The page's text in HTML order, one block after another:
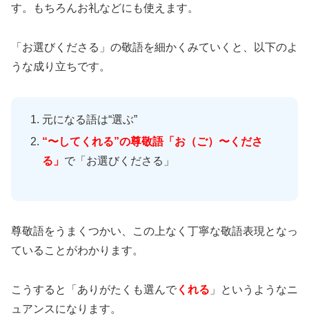
す。もちろんお礼などにも使えます。
「お選びくださる」の敬語を細かくみていくと、以下のよ
うな成り立ちです。
元になる語は“選ぶ”
“〜してくれる”の尊敬語「お（ご）〜くださ
る」 で「お選びくださる」
尊敬語をうまくつかい、この上なく丁寧な敬語表現となっ
ていることがわかります。
こうすると「ありがたくも選んで くれる 」というようなニ
ュアンスになります。